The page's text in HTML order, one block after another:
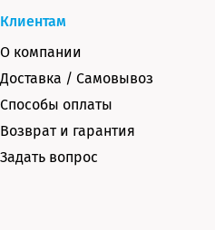
Клиентам
О компании
Доставка / Самовывоз
Способы оплаты
Возврат и гарантия
Задать вопрос